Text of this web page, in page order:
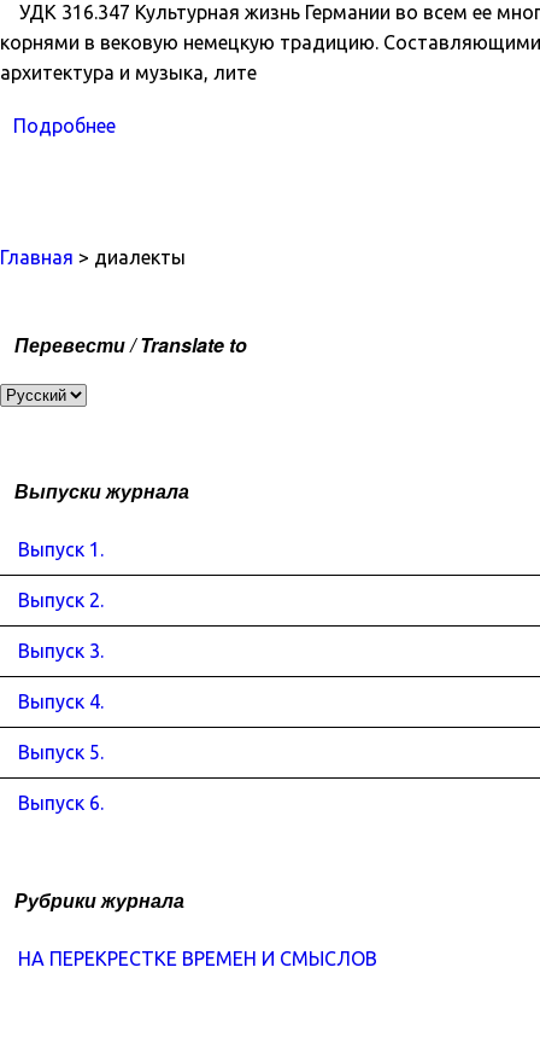
УДК 316.347 Культурная жизнь Германии во всем ее
корнями в вековую немецкую традицию. Составляющими
архитектура и музыка, лите
Подробнее
Главная > диалекты
Перевести / Translate to
Выпуски журнала
Выпуск 1.
Выпуск 2.
Выпуск 3.
Выпуск 4.
Выпуск 5.
Выпуск 6.
Рубрики журнала
НА ПЕРЕКРЕСТКЕ ВРЕМЕН И СМЫСЛОВ